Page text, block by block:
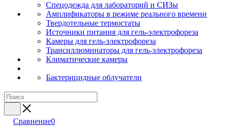
Спецодежда для лабораторий и СИЗы
Амплификаторы в режиме реального времени
Твердотельные термостаты
Источники питания для гель-электрофореза
Камеры для гель-электрофореза
Трансиллюминаторы для гель-электрофореза
Климатические камеры
Бактерицидные облучатели
Сравнение0